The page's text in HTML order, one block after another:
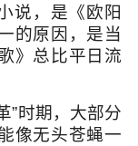
，是《欧阳
的原因，是当
》总比平日流
时期，大部分
像无头苍蝇一